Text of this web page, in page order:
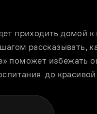
приходить домой к
рассказывать,
поможет избежать
до